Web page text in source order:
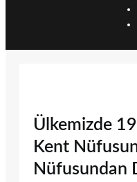
Ülkemizde
Kent
Nüfusundan